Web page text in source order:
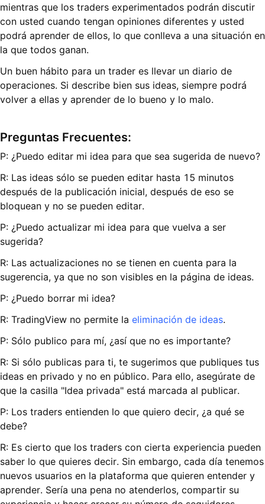
mientras que los traders experimentados podrán discutir
con usted cuando tengan opiniones diferentes y usted
podrá aprender de ellos, lo que conlleva a una situación en
la que todos ganan.
Un buen hábito para un trader es llevar un diario de
operaciones. Si describe bien sus ideas, siempre podrá
volver a ellas y aprender de lo bueno y lo malo.
Preguntas Frecuentes:
P: ¿Puedo editar mi idea para que sea sugerida de nuevo?
R: Las ideas sólo se pueden editar hasta 15 minutos
después de la publicación inicial, después de eso se
bloquean y no se pueden editar.
P: ¿Puedo actualizar mi idea para que vuelva a ser
sugerida?
R: Las actualizaciones no se tienen en cuenta para la
sugerencia, ya que no son visibles en la página de ideas.
P: ¿Puedo borrar mi idea?
R: TradingView no permite la eliminación de ideas.
P: Sólo publico para mí, ¿así que no es importante?
R: Si sólo publicas para ti, te sugerimos que publiques tus
ideas en privado y no en público. Para ello, asegúrate de
que la casilla "Idea privada" está marcada al publicar.
P: Los traders entienden lo que quiero decir, ¿a qué se
debe?
R: Es cierto que los traders con cierta experiencia pueden
saber lo que quieres decir. Sin embargo, cada día tenemos
nuevos usuarios en la plataforma que quieren entender y
aprender. Sería una pena no atenderlos, compartir su